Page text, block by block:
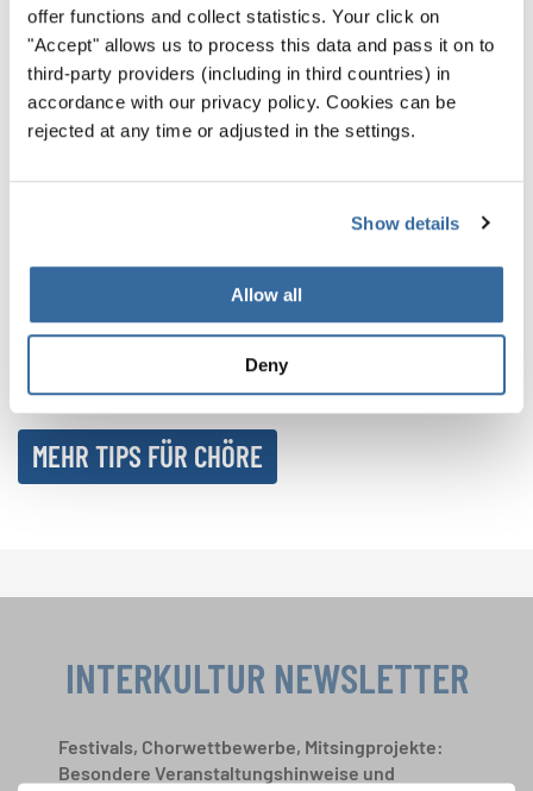
offer functions and collect statistics. Your click on
"Accept" allows us to process this data and pass it on to
third-party providers (including in third countries) in
accordance with our privacy policy. Cookies can be
rejected at any time or adjusted in the settings.
Show details
Allow all
Deny
Bühnenpräsenz und
Performance
Wer die Grundlagen der Bühnenpräsenz beherrscht,
der, über den alle noch auf der Heimfahrt sprechen.
Lasst Euch auch weiter inspirieren – mit spannenden
Einblicken und Highlights aus der Welt der Chormusik in
unseremNEWSROOM.
MEHR TIPS FÜR CHÖRE
INTERKULTUR NEWSLETTER
Festivals, Chorwettbewerbe, Mitsingprojekte:
Besondere Veranstaltungshinweise und